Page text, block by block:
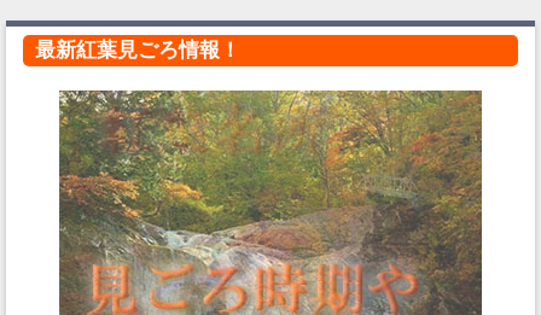
最新紅葉見ごろ情報！